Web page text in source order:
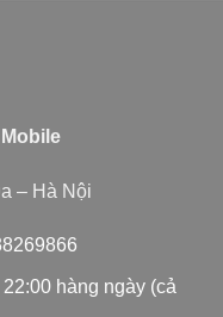
– Hà Nội
hàng ngày (cả